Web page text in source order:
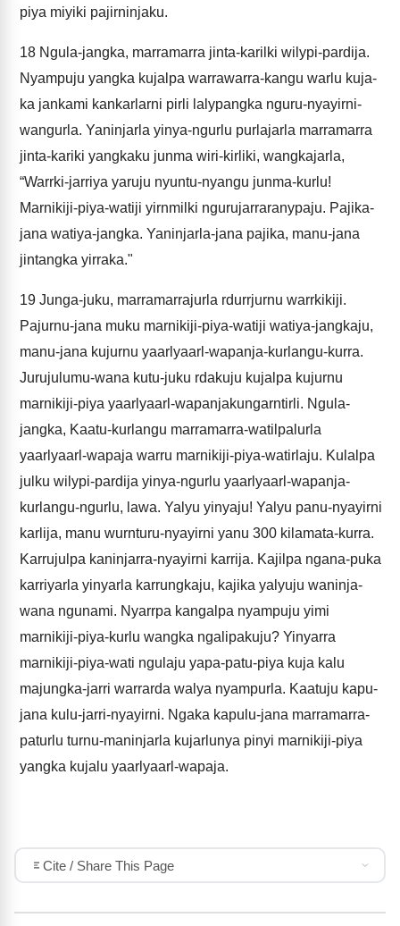
piya miyiki pajirninjaku.
18 Ngula-jangka, marramarra jinta-karilki wilypi-pardija.
Nyampuju yangka kujalpa warrawarra-kangu warlu kuja-
ka jankami kankarlarni pirli lalypangka nguru-nyayirni-
wangurla. Yaninjarla yinya-ngurlu purlajarla marramarra
jinta-kariki yangkaku junma wiri-kirliki, wangkajarla,
“Warrki-jarriya yaruju nyuntu-nyangu junma-kurlu!
Marnikiji-piya-watiji yirnmilki ngurujarraranypaju. Pajika-
jana watiya-jangka. Yaninjarla-jana pajika, manu-jana
jintangka yirraka."
19 Junga-juku, marramarrajurla rdurrjurnu warrkikiji.
Pajurnu-jana muku marnikiji-piya-watiji watiya-jangkaju,
manu-jana kujurnu yaarlyaarl-wapanja-kurlangu-kurra.
Jurujulumu-wana kutu-juku rdakuju kujalpa kujurnu
marnikiji-piya yaarlyaarl-wapanjakungarntirli. Ngula-
jangka, Kaatu-kurlangu marramarra-watilpalurla
yaarlyaarl-wapaja warru marnikiji-piya-watirlaju. Kulalpa
julku wilypi-pardija yinya-ngurlu yaarlyaarl-wapanja-
kurlangu-ngurlu, lawa. Yalyu yinyaju! Yalyu panu-nyayirni
karlija, manu wurnturu-nyayirni yanu 300 kilamata-kurra.
Karrujulpa kaninjarra-nyayirni karrija. Kajilpa ngana-puka
karriyarla yinyarla karrungkaju, kajika yalyuju waninja-
wana ngunami. Nyarrpa kangalpa nyampuju yimi
marnikiji-piya-kurlu wangka ngalipakuju? Yinyarra
marnikiji-piya-wati ngulaju yapa-patu-piya kuja kalu
majungka-jarri warrarda walya nyampurla. Kaatuju kapu-
jana kulu-jarri-nyayirni. Ngaka kapulu-jana marramarra-
paturlu turnu-maninjarla kujarlunya pinyi marnikiji-piya
yangka kujalu yaarlyaarl-wapaja.
Cite / Share This Page